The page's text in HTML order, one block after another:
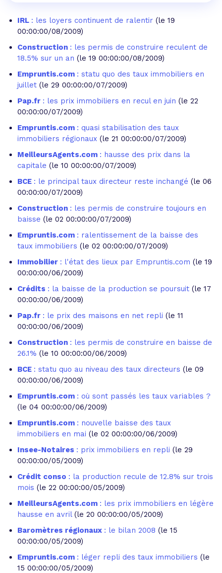
IRL : les loyers continuent de ralentir (le 19
00:00:00/08/2009)
Construction : les permis de construire reculent de
18.5% sur un an (le 19 00:00:00/08/2009)
Empruntis.com : statu quo des taux immobiliers en
juillet (le 29 00:00:00/07/2009)
Pap.fr : les prix immobiliers en recul en juin (le 22
00:00:00/07/2009)
Empruntis.com : quasi stabilisation des taux
immobiliers régionaux (le 21 00:00:00/07/2009)
MeilleursAgents.com : hausse des prix dans la
capitale (le 10 00:00:00/07/2009)
BCE : le principal taux directeur reste inchangé (le 06
00:00:00/07/2009)
Construction : les permis de construire toujours en
baisse (le 02 00:00:00/07/2009)
Empruntis.com : ralentissement de la baisse des
taux immobiliers (le 02 00:00:00/07/2009)
Immobilier : l'état des lieux par Empruntis.com (le 19
00:00:00/06/2009)
Crédits : la baisse de la production se poursuit (le 17
00:00:00/06/2009)
Pap.fr : le prix des maisons en net repli (le 11
00:00:00/06/2009)
Construction : les permis de construire en baisse de
26.1% (le 10 00:00:00/06/2009)
BCE : statu quo au niveau des taux directeurs (le 09
00:00:00/06/2009)
Empruntis.com : où sont passés les taux variables ?
(le 04 00:00:00/06/2009)
Empruntis.com : nouvelle baisse des taux
immobiliers en mai (le 02 00:00:00/06/2009)
Insee-Notaires : prix immobiliers en repli (le 29
00:00:00/05/2009)
Crédit conso : la production recule de 12.8% sur trois
mois (le 22 00:00:00/05/2009)
MeilleursAgents.com : les prix immobiliers en légère
hausse en avril (le 20 00:00:00/05/2009)
Baromètres régionaux : le bilan 2008 (le 15
00:00:00/05/2009)
Empruntis.com : léger repli des taux immobiliers (le
15 00:00:00/05/2009)